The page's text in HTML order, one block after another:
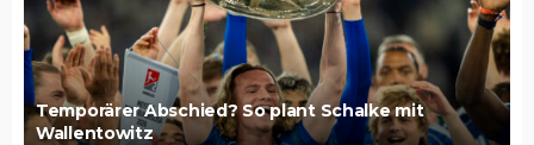
Temporärer Abschied? So plant Schalke mit
Wallentowitz